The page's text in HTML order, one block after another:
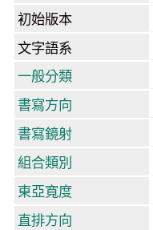
初始版本
文字語系
一般分類
書寫方向
書寫鏡射
組合類別
東亞寬度
直排方向